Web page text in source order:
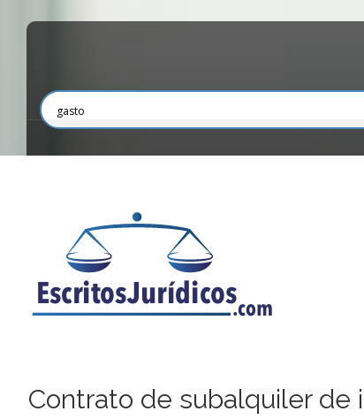
Contrato de subalquiler de